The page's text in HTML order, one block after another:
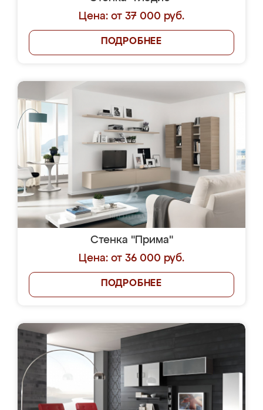
Цена: от 37 000 руб.
ПОДРОБНЕЕ
Стенка "Прима"
Цена: от 36 000 руб.
ПОДРОБНЕЕ